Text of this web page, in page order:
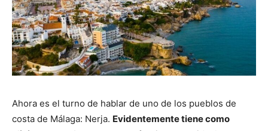
Ahora es el turno de hablar de uno de los pueblos de
costa de Málaga: Nerja. Evidentemente tiene como